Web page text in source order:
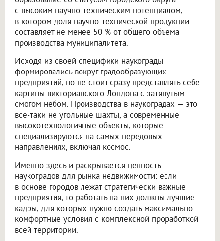
с высоким научно-техническим потенциалом,
в котором доля научно-технической продукции
составляет не менее 50 % от общего объема
производства муниципалитета.
Исходя из своей специфики наукограды
формировались вокруг градообразующих
предприятий, но не стоит сразу представлять себе
картины викторианского Лондона с затянутым
смогом небом. Производства в наукоградах — это
все-таки не угольные шахты, а современные
высокотехнологичные объекты, которые
специализируются на самых передовых
направлениях, включая космос.
Именно здесь и раскрывается ценность
наукоградов для рынка недвижимости: если
в основе городов лежат стратегически важные
предприятия, то работать на них должны лучшие
кадры, для которых нужно создать максимально
комфортные условия с комплексной проработкой
всей территории.